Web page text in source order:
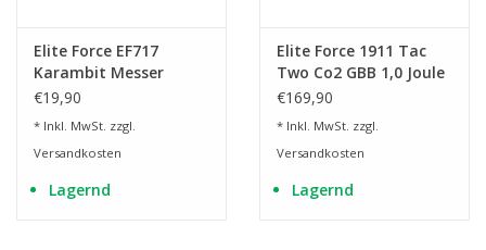
Elite Force EF717
Karambit Messer
€19,90
* Inkl. MwSt. zzgl.
Versandkosten
Lagernd
Elite Force 1911 Tac
Two Co2 GBB 1,0 Joule
- BK
€169,90
* Inkl. MwSt. zzgl.
Versandkosten
Lagernd